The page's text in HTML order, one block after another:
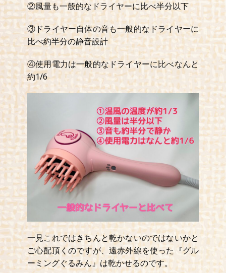
②風量も一般的なドライヤーに比べ半分以下
③ドライヤー自体の音も一般的なドライヤーに
比べ約半分の静音設計
④使用電力は一般的なドライヤーに比べなんと
約1/6
一見これではきちんと乾かないのではないかと
ご心配頂くのですが、遠赤外線を使った『グル
ーミングぐるみん』は乾かせるのです。